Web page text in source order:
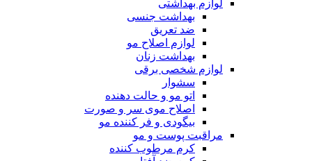
لوازم بهداشتی
بهداشت جنسی
ضد تعریق
لوازم اصلاح مو
بهداشت زنان
لوازم شخصی برقی
سشوار
اتو مو و حالت دهنده
اصلاح موی سر و صورت
بیگودی و فر کننده مو
مراقبت پوست و مو
کرم مرطوب کننده